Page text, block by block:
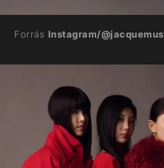
Forrás Instagram/@jacquemus